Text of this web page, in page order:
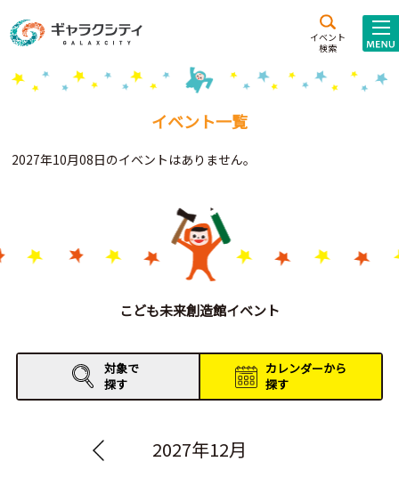
イベント
検索
施設案内
こども
西新井
施設･
Gがくえん
お知らせ
イベントレポート
イベント一覧
2027年10月08日のイベントはありません。
こども未来創造館イベント
対象で
探す
カレンダーから
探す
2027年12月